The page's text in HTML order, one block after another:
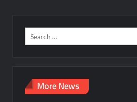
More News